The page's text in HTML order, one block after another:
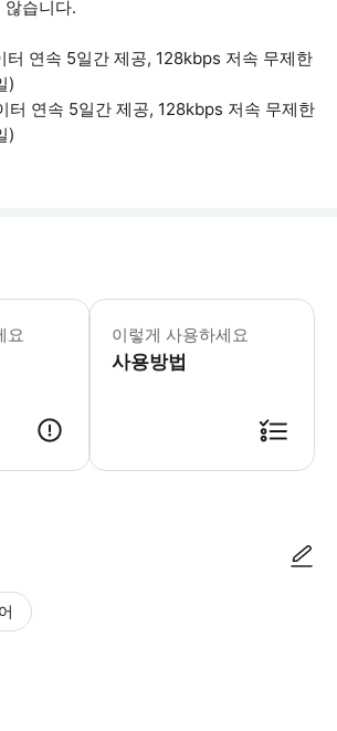
않습니다.
터 연속 5일간 제공, 128kbps 저속 무제한
)
터 연속 5일간 제공, 128kbps 저속 무제한
)
요 이렇게 사용하세요
사용방법